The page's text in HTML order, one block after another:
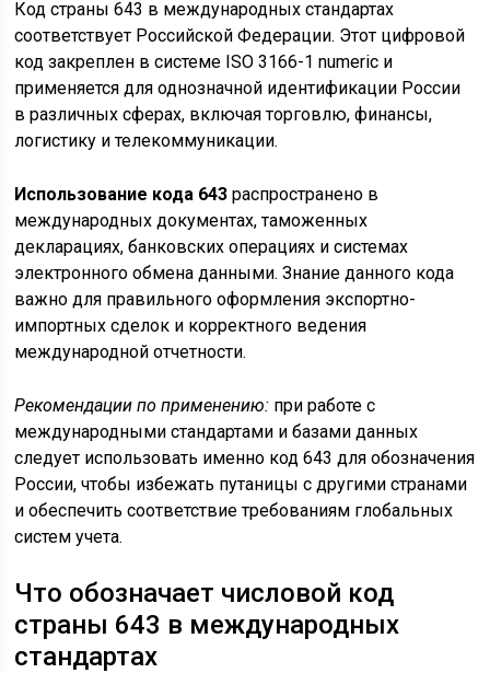
Код страны 643 в международных стандартах
соответствует Российской Федерации. Этот цифровой
код закреплен в системе ISO 3166-1 numeric и
применяется для однозначной идентификации России
в различных сферах, включая торговлю, финансы,
логистику и телекоммуникации.
Использование кода 643 распространено в
международных документах, таможенных
декларациях, банковских операциях и системах
электронного обмена данными. Знание данного кода
важно для правильного оформления экспортно-
импортных сделок и корректного ведения
международной отчетности.
Рекомендации по применению: при работе с
международными стандартами и базами данных
следует использовать именно код 643 для обозначения
России, чтобы избежать путаницы с другими странами
и обеспечить соответствие требованиям глобальных
систем учета.
Что обозначает числовой код
страны 643 в международных
стандартах